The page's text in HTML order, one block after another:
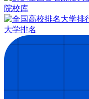
院校库
大学排名